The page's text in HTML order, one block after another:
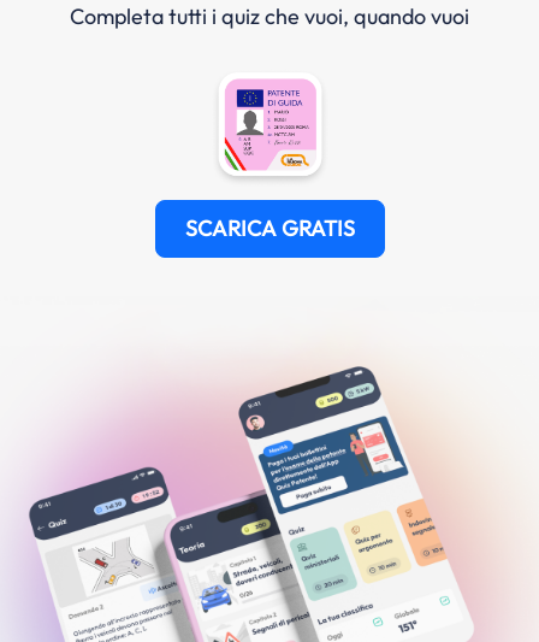
Completa tutti i quiz che vuoi, quando vuoi
SCARICA GRATIS